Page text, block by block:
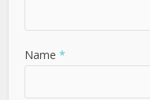
Name *